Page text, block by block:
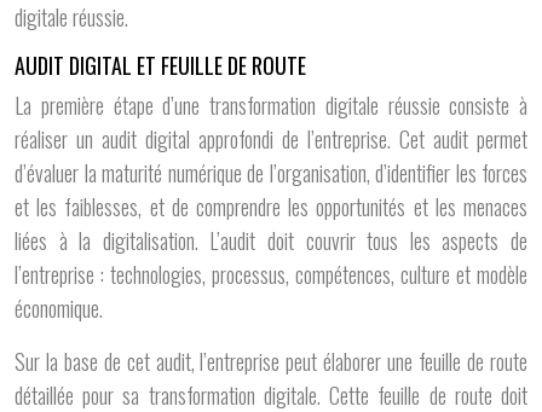
digitale réussie.
AUDIT DIGITAL ET FEUILLE DE ROUTE
La première étape d’une transformation digitale réussie consiste à
réaliser un audit digital approfondi de l’entreprise. Cet audit permet
d’évaluer la maturité numérique de l’organisation, d’identifier les forces
et les faiblesses, et de comprendre les opportunités et les menaces
liées à la digitalisation. L’audit doit couvrir tous les aspects de
l’entreprise : technologies, processus, compétences, culture et modèle
économique.
Sur la base de cet audit, l’entreprise peut élaborer une feuille de route
détaillée pour sa transformation digitale. Cette feuille de route doit